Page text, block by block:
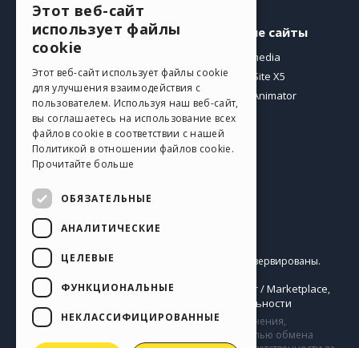
Профиль
Мои посты
Мои лицензии
Загрузить
Веб-хостинг
Мои кредиты
Другие сайты
Incomedia
WebSite X5
WebAnimator
Pусский
Copyright © 2026Incomedia s.r.l.
Все права зарезервированы.
P.IVA IT07514640015
Правила Использования WebSite X5:
Help Center / Marketplace,
Политика конфиденциальности
Сайт содержит информацию, комментарии и мнения,
загруженные его пользователями и создан с целью обмена
GERMAN
SPANISH
PORTUGUESE
POLISH
Этот веб-сайт
использует файлы
cookie
Этот веб-сайт использует файлы cookie
для улучшения взаимодействия с
пользователем. Используя наш веб-сайт,
вы соглашаетесь на использование всех
файлов cookie в соответствии с нашей
Политикой в ​​отношении файлов cookie.
Прочитайте больше
ОБЯЗАТЕЛЬНЫЕ
АНАЛИТИЧЕСКИЕ
ЦЕЛЕВЫЕ
ФУНКЦИОНАЛЬНЫЕ
НЕКЛАССИФИЦИРОВАННЫЕ